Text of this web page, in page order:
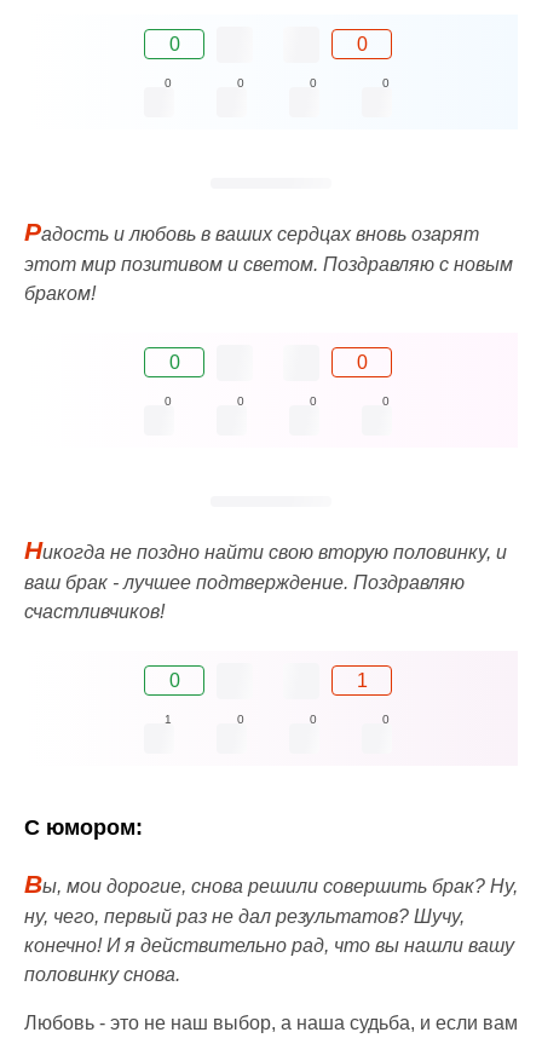
0 0
0 0 0 0
Радость и любовь в ваших сердцах вновь озарят
этот мир позитивом и светом. Поздравляю с новым
браком!
0 0
0 0 0 0
Никогда не поздно найти свою вторую половинку, и
ваш брак - лучшее подтверждение. Поздравляю
счастливчиков!
0 1
1 0 0 0
С юмором:
Вы, мои дорогие, снова решили совершить брак? Ну,
ну, чего, первый раз не дал результатов? Шучу,
конечно! И я действительно рад, что вы нашли вашу
половинку снова.
Любовь - это не наш выбор, а наша судьба, и если вам